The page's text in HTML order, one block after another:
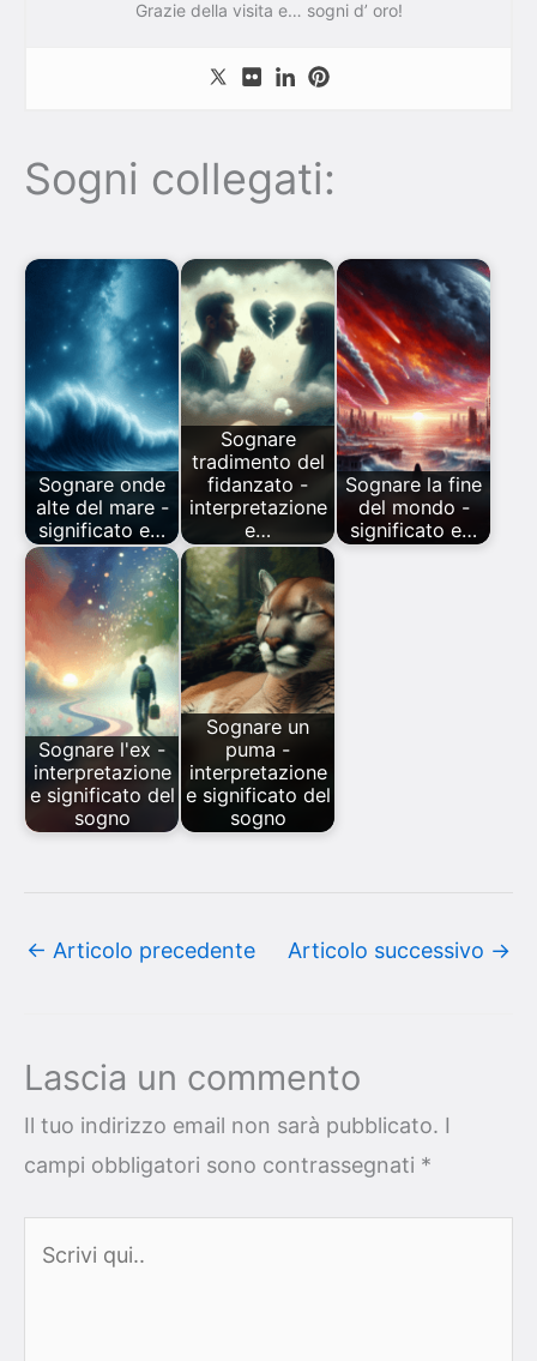
Grazie della visita e… sogni d’ oro!
Sogni collegati:
Sognare onde
alte del mare -
significato e…
Sognare
tradimento del
fidanzato -
interpretazione
e…
Sognare la fine
del mondo -
significato e…
Sognare l'ex -
interpretazione
e significato del
sogno
Sognare un
puma -
interpretazione
e significato del
sogno
← Articolo precedente Articolo successivo →
Lascia un commento
Il tuo indirizzo email non sarà pubblicato. I
campi obbligatori sono contrassegnati *